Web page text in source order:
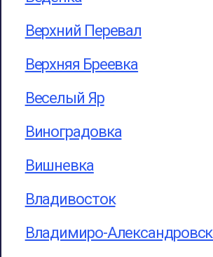
Верхний Перевал
Верхняя Бреевка
Веселый Яр
Виноградовка
Вишневка
Владивосток
Владимиро-